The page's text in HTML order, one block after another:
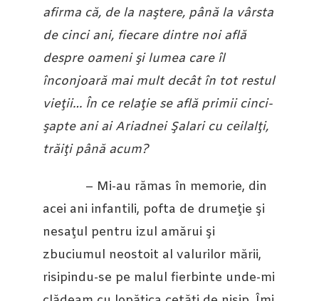
afirma că, de la naştere, până la vârsta
de cinci ani, fiecare dintre noi află
despre oameni şi lumea care îl
înconjoară mai mult decât în tot restul
vieţii… În ce relaţie se află primii cinci-
şapte ani ai Ariadnei Şalari cu ceilalţi,
trăiţi până acum?
– Mi-au rămas în memorie, din
acei ani infantili, pofta de drumeţie şi
nesaţul pentru izul amărui şi
zbuciumul neostoit al valurilor mării,
risipindu-se pe malul fierbinte unde-mi